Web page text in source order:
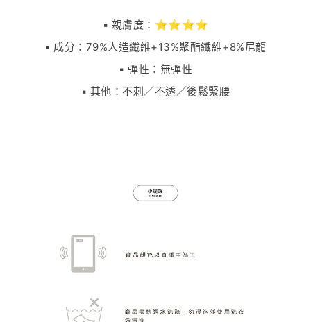
▪️ 親膚度：⭐⭐⭐⭐
▪️ 成分：79%人造纖維+13%聚酯纖維+8%尼龍
▪️ 彈性：無彈性
▪️ 其他：不刺／不透／後鬆緊腰